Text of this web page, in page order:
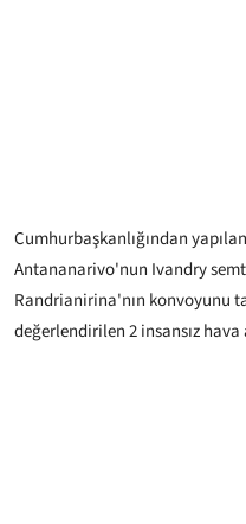
Cumhurbaşkanlığından
Antananarivo'nun Ivandry
Randrianirina'nın konvoyunu
değerlendirilen 2 insansız hava